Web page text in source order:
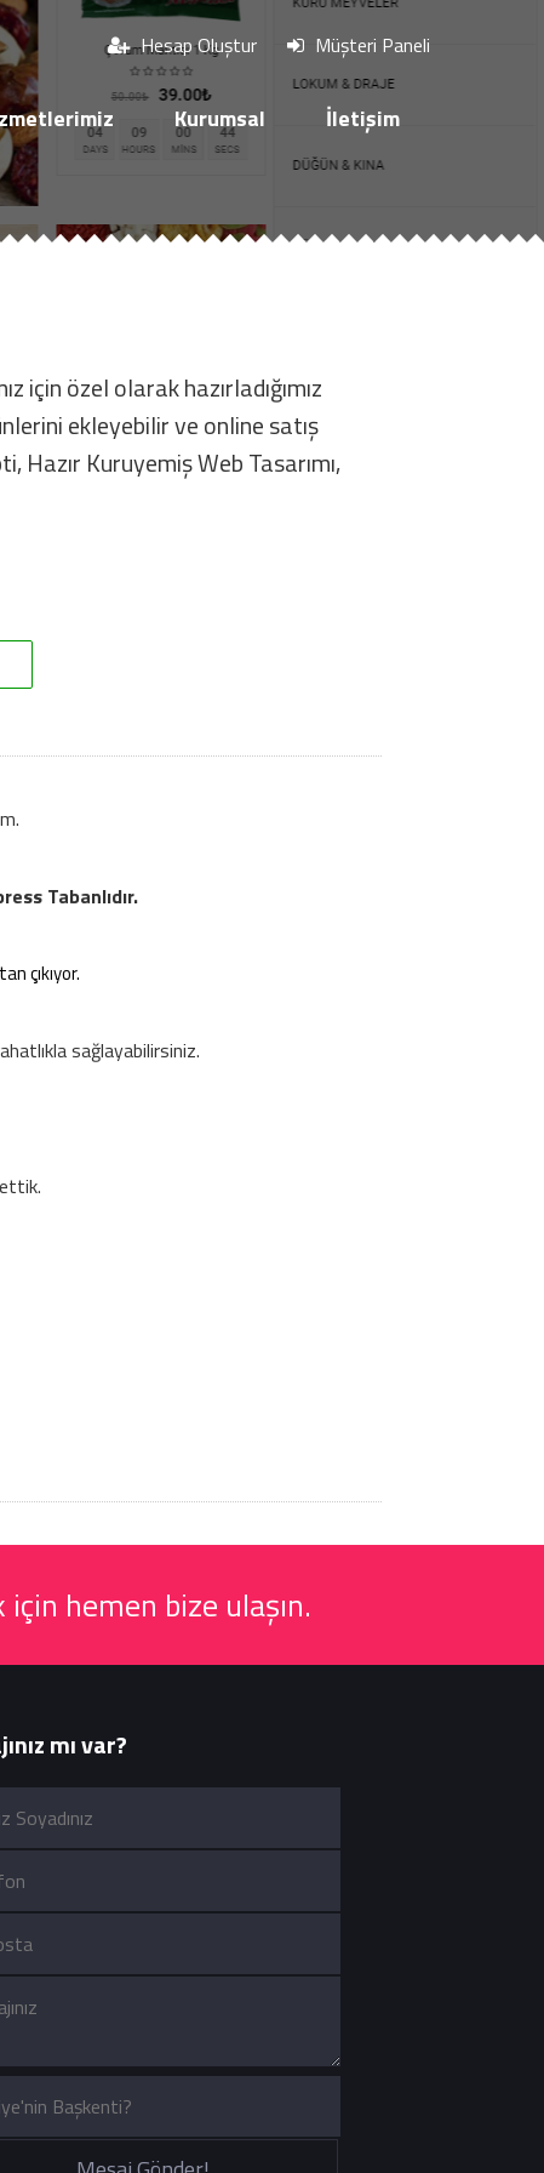
Müşteri Paneli
Hesap Oluştur
Kurumsal İletişim
için özel olarak hazırladığımız
ekleyebilir ve online satış
Hazır Kuruyemiş Web Tasarımı,
Tabanlıdır.
çıkıyor.
sağlayabilirsiniz.
hemen bize ulaşın.
mı var?